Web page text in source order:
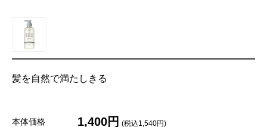
髪を自然で満たしきる
本体価格 1,400円 (税込1,540円)